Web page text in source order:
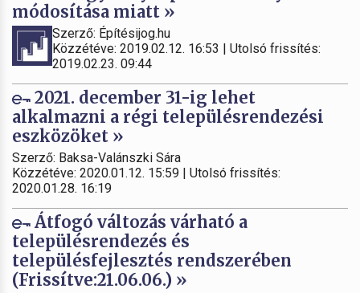
módosítása miatt »
Szerző: Építésijog.hu
Közzétéve: 2019.02.12. 16:53 | Utolsó frissítés:
2019.02.23. 09:44
2021. december 31-ig lehet
alkalmazni a régi településrendezési
eszközöket »
Szerző: Baksa-Valánszki Sára
Közzétéve: 2020.01.12. 15:59 | Utolsó frissítés:
2020.01.28. 16:19
Átfogó változás várható a
településrendezés és
településfejlesztés rendszerében
(Frissítve:21.06.06.) »